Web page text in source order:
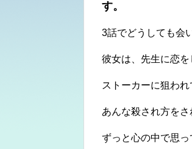
す。
3話でどうしても会
彼女は、先生に恋
ストーカーに狙わ
あんな殺され方をさ
ずっと心の中で思っ